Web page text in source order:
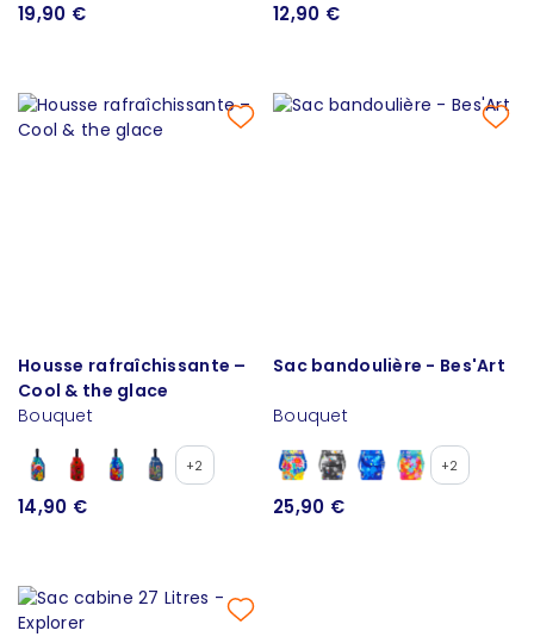
19,90 € 12,90 €
Housse rafraîchissante –
Cool & the glace
Bouquet
+2
14,90 €
Sac bandoulière - Bes'Art
Bouquet
+2
25,90 €